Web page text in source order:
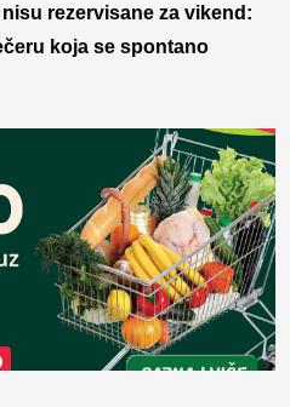
rezervisane za vikend:
koja se spontano